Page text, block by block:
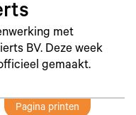
met
BV. Deze week
gemaakt.
Pagina printen